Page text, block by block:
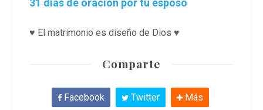
31 días de oración por tu esposo
♥ El matrimonio es diseño de Dios ♥
Comparte
Facebook Twitter Más